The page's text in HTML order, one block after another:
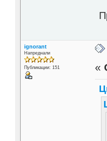
ignorant
Напреднали
Публикации: 151 «